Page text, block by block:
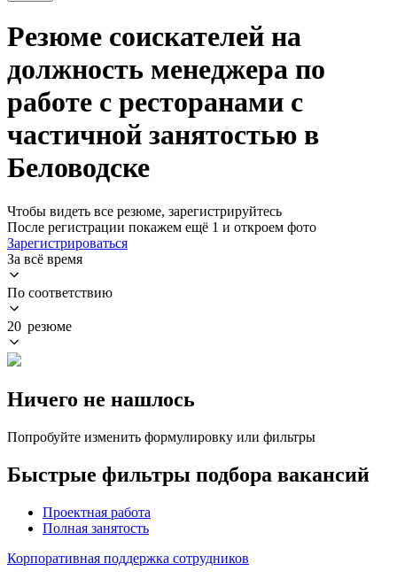
Резюме соискателей на
должность менеджера по
работе с ресторанами с
частичной занятостью в
Беловодске
Чтобы видеть все резюме, зарегистрируйтесь
После регистрации покажем ещё 1 и откроем фото
Зарегистрироваться
За всё время
По соответствию
20 резюме
Ничего не нашлось
Попробуйте изменить формулировку или фильтры
Быстрые фильтры подбора вакансий
Проектная работа
Полная занятость
Корпоративная поддержка сотрудников